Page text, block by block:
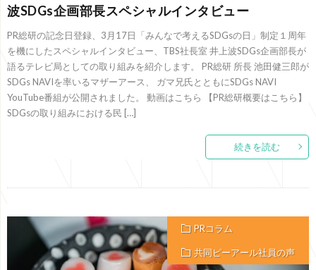
波SDGs企画部長スペシャルインタビュー
PR総研の記念日登録、3月17日「みんなで考えるSDGsの日」制定１周年
を機にしたスペシャルインタビュー、TBS社長室 井上波SDGs企画部長が
語るテレビ局としての取り組みを紹介します。 PR総研 所長 池田健三郎が
SDGs NAVIを率いるマザーアース、 ガマ兄氏とともにSDGs NAVI
YouTube番組が公開されました。 動画はこちら 【PR総研概要はこちら】
SDGsの取り組みにおける民 […]
続きを読む
PRコラム
共同ピーアール社員の声